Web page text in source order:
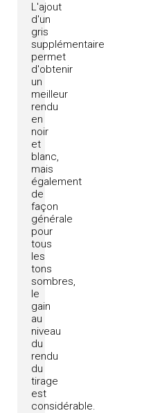
L'ajout
d'un
gris
supplémentaire
permet
d'obtenir
un
meilleur
rendu
en
noir
et
blanc,
mais
également
de
façon
générale
pour
tous
les
tons
sombres,
le
gain
au
niveau
du
rendu
du
tirage
est
considérable.